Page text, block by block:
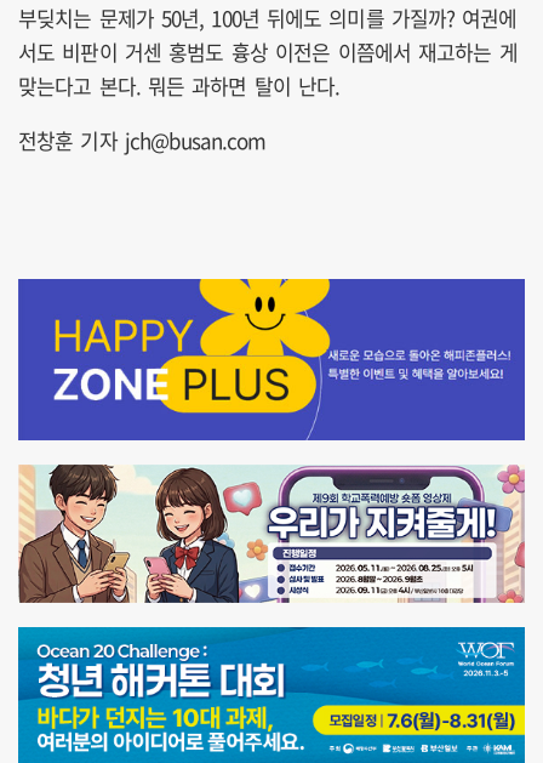
부딪치는 문제가 50년, 100년 뒤에도 의미를 가질까? 여권에
서도 비판이 거센 홍범도 흉상 이전은 이쯤에서 재고하는 게
맞는다고 본다. 뭐든 과하면 탈이 난다.
전창훈 기자 jch@busan.com